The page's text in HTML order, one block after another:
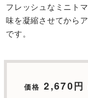
フレッシュなミニト
味を凝縮させてから
です。
価格 2,670円